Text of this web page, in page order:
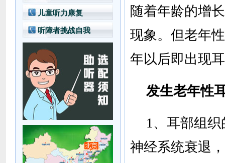
儿童听力康复
听障者挑战自我
随着年龄的增
现象。但老年
年以后即出现
发生老年性
1、耳部组
神经系统衰退